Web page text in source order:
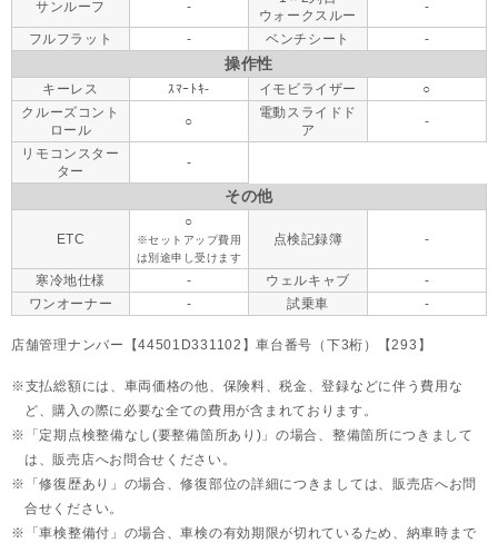
サンルーフ -
ウォークスルー
-
フルフラット - ベンチシート -
操作性
キーレス ｽﾏｰﾄｷ- イモビライザー
○
クルーズコント
ロール
○
電動スライドド
ア
-
リモコンスター
ター
-
その他
ETC
○
※セットアップ費用
は別途申し受けます
点検記録簿 -
寒冷地仕様 - ウェルキャブ
-
ワンオーナー
- 試乗車 -
店舗管理ナンバー【44501D331102】車台番号（下3桁）【293】
支払総額には、車両価格の他、保険料、税金、登録などに伴う費用な
ど、購入の際に必要な全ての費用が含まれております。
「定期点検整備なし(要整備箇所あり)」の場合、整備箇所につきまして
は、販売店へお問合せください。
「修復歴あり」の場合、修復部位の詳細につきましては、販売店へお問
合せください。
「車検整備付」の場合、車検の有効期限が切れているため、納車時まで